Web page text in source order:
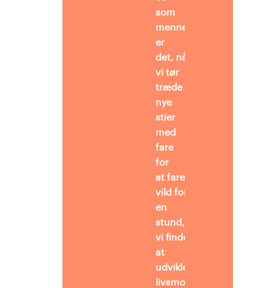
som
mennesker. Måske
er
det, når
vi tør
træde
nye
stier
med
fare
for
at fare
vild for
en
stund, at
vi finder vejen mod
at
udvikle
livsmod.